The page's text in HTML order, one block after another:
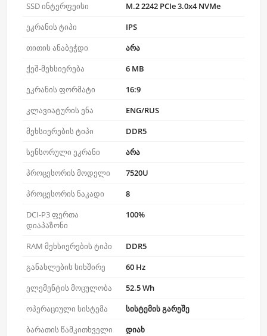
SSD ინტერფეისი
M.2 2242 PCIe 3.0x4 NVMe
ეკრანის ტიპი
IPS
თითის ანაბეჭდი
არა
ქეშ-მეხსიერება
6 MB
ეკრანის ფორმატი
16:9
კლავიატურის ენა
ENG/RUS
მეხსიერების ტიპი
DDR5
სენსორული ეკრანი
არა
პროცესორის მოდელი
7520U
პროცესორის ნაკადი
8
DCI-P3 ფერთა
დიაპაზონი
100%
RAM მეხსიერების ტიპი
DDR5
განახლების სიხშირე
60 Hz
ელემენტის მოცულობა
52.5 Wh
ოპერაციული სისტემა
სისტემის გარეშე
ბარათის წამკითხველი
დიახ